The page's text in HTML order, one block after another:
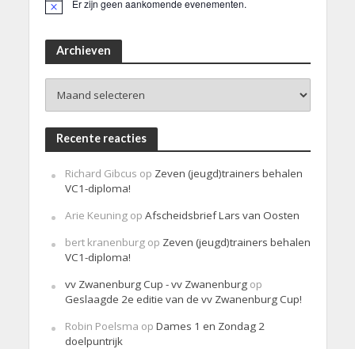
Er zijn geen aankomende evenementen.
Archieven
Recente reacties
Richard Gibcus op Zeven (jeugd)trainers behalen
VC1-diploma!
Arie Keuningop Afscheidsbrief Lars van Oosten
bert kranenburgop Zeven (jeugd)trainers behalen
VC1-diploma!
vv Zwanenburg Cup - vv Zwanenburgop
Geslaagde 2e editie van de vv Zwanenburg Cup!
Robin Poelsma op Dames 1 en Zondag 2
doelpuntrijk